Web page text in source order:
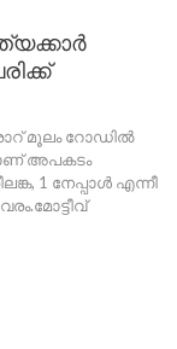
മൂലം റോഡിൽ
അപകടം
1 നേപ്പാൾ എന്നീ